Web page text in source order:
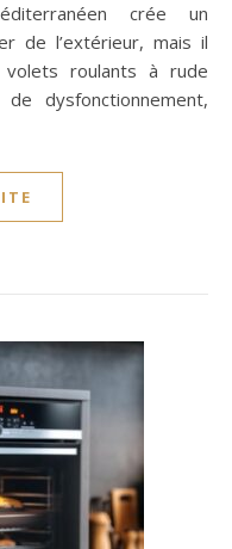
de l’extérieur, mais il
roulants à rude
dysfonctionnement,